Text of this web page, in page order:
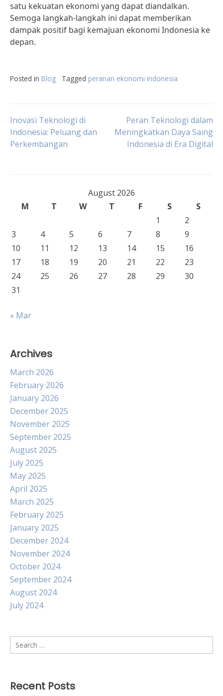
satu kekuatan ekonomi yang dapat diandalkan.
Semoga langkah-langkah ini dapat memberikan
dampak positif bagi kemajuan ekonomi Indonesia ke
depan.
Posted in Blog Tagged peranan ekonomi indonesia
Post
navigation
Inovasi Teknologi di
Indonesia: Peluang dan
Perkembangan
Peran Teknologi dalam
Meningkatkan Daya Saing
Indonesia di Era Digital
August 2026
M
T W T F S
S
1
2
3
4 5 6 7 8
9
10
11 12 13 14 15
16
17
18 19 20 21 22
23
24
25 26 27 28 29
30
31
« Mar
Archives
March 2026
February 2026
January 2026
December 2025
November 2025
September 2025
August 2025
July 2025
May 2025
April 2025
March 2025
February 2025
January 2025
December 2024
November 2024
October 2024
September 2024
August 2024
July 2024
Search
for:
Recent Posts